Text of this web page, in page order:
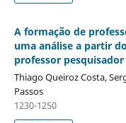
A formação de
uma análise a partir
professor pesquisador
Thiago Queiroz Costa,
Passos
1230-1250